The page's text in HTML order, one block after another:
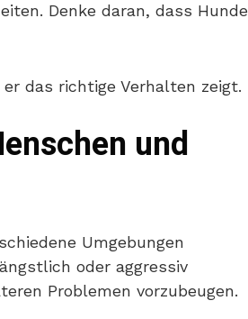
Denke daran, dass Hunde
das richtige Verhalten zeigt.
und
Umgebungen
oder aggressiv
Problemen vorzubeugen.